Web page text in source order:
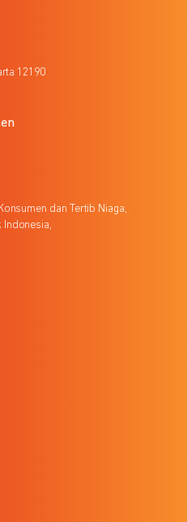
12190
dan Tertib Niaga,
Indonesia,